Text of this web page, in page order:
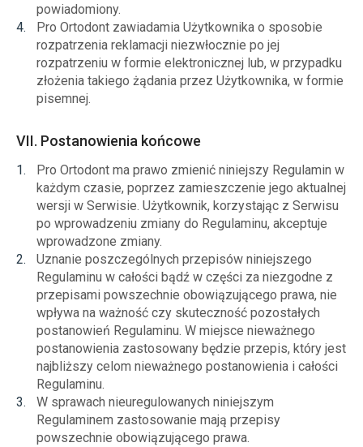
powiadomiony.
Pro Ortodont zawiadamia Użytkownika o sposobie
rozpatrzenia reklamacji niezwłocznie po jej
rozpatrzeniu w formie elektronicznej lub, w przypadku
złożenia takiego żądania przez Użytkownika, w formie
pisemnej.
VII. Postanowienia końcowe
Pro Ortodont ma prawo zmienić niniejszy Regulamin w
każdym czasie, poprzez zamieszczenie jego aktualnej
wersji w Serwisie. Użytkownik, korzystając z Serwisu
po wprowadzeniu zmiany do Regulaminu, akceptuje
wprowadzone zmiany.
Uznanie poszczególnych przepisów niniejszego
Regulaminu w całości bądź w części za niezgodne z
przepisami powszechnie obowiązującego prawa, nie
wpływa na ważność czy skuteczność pozostałych
postanowień Regulaminu. W miejsce nieważnego
postanowienia zastosowany będzie przepis, który jest
najbliższy celom nieważnego postanowienia i całości
Regulaminu.
W sprawach nieuregulowanych niniejszym
Regulaminem zastosowanie mają przepisy
powszechnie obowiązującego prawa.